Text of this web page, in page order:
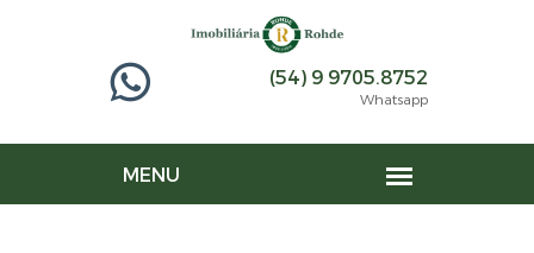
(54) 9 9705.8752
Whatsapp